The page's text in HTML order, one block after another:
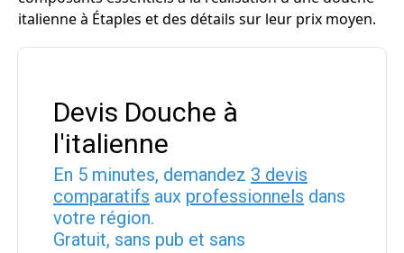
italienne à Étaples et des détails sur leur prix moyen.
Devis Douche à
l'italienne
En 5 minutes, demandez 3 devis
comparatifs aux professionnels dans
votre région.
Gratuit, sans pub et sans